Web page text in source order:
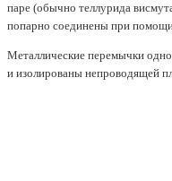
паре (обычно теллурида
попарно соединены при
Металлические перемычки
и изолированы непроводящей